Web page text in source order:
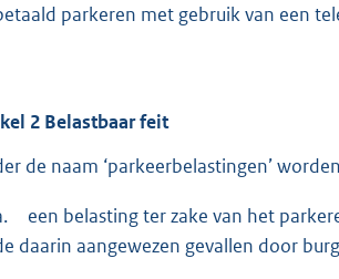
parkeren met gebruik van een
2 Belastbaar feit
de naam ‘parkeerbelastingen’
een belasting ter zake van het
daarin aangewezen gevallen door